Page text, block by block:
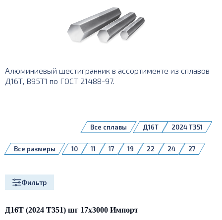
Алюминиевый шестигранник в ассортименте из сплавов
Д16Т, B95T1 по ГОСТ 21488-97.
Д16Т 2024 T351
Все сплавы
10 11 17 19 22 24
27
Все размеры
Фильтр
Д16Т (2024 Т351) шг 17х3000 Импорт